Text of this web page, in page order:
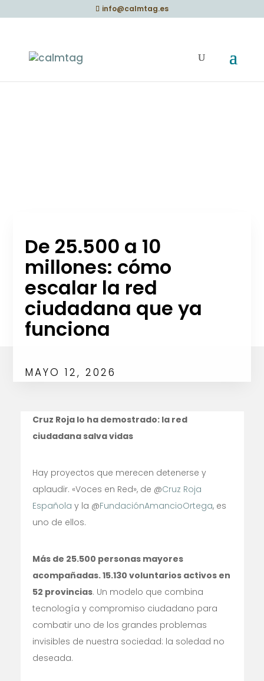
info@calmtag.es
De 25.500 a 10
millones: cómo
escalar la red
ciudadana que ya
funciona
MAYO 12, 2026
Cruz Roja lo ha demostrado: la red
ciudadana salva vidas
Hay proyectos que merecen detenerse y
aplaudir. «Voces en Red», de @Cruz Roja
Española y la @FundaciónAmancioOrtega, es
uno de ellos.
Más de 25.500 personas mayores
acompañadas. 15.130 voluntarios activos en
52 provincias. Un modelo que combina
tecnología y compromiso ciudadano para
combatir uno de los grandes problemas
invisibles de nuestra sociedad: la soledad no
deseada.